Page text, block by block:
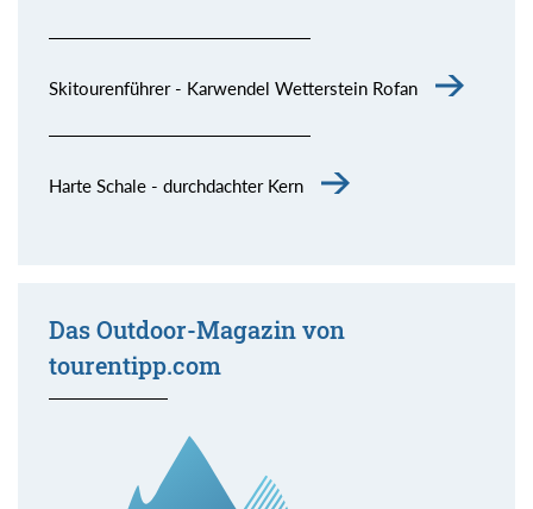
Skitourenführer - Karwendel Wetterstein Rofan
Harte Schale - durchdachter Kern
Das Outdoor-Magazin von
tourentipp.com